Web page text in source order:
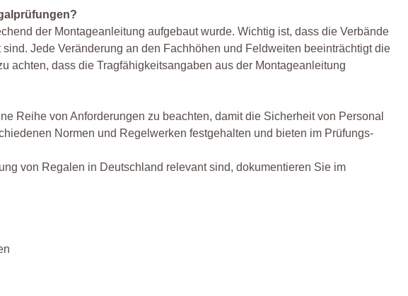
der Montageanleitung aufgebaut wurde. Wichtig ist, dass die Verbände
Jede Veränderung an den Fachhöhen und Feldweiten beeinträchtigt die
achten, dass die Tragfähigkeitsangaben aus der Montageanleitung
Reihe von Anforderungen zu beachten, damit die Sicherheit von Personal
Normen und Regelwerken festgehalten und bieten im Prüfungs-
von Regalen in Deutschland relevant sind, dokumentieren Sie im